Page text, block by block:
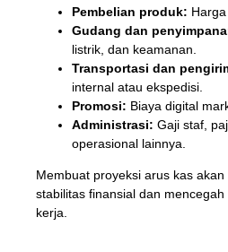
Pembelian produk:
Gudang dan
listrik, dan keamanan.
Transportasi dan
internal atau ekspedisi.
Promosi: Biaya digital
Administrasi: Gaji staf,
operasional lainnya.
Membuat proyeksi arus kas
stabilitas finansial dan
kerja.